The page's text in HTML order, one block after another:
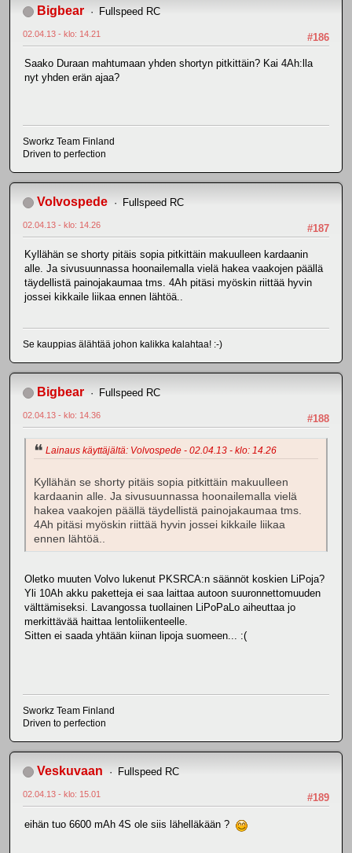
Bigbear Fullspeed RC
#186
02.04.13 - klo: 14.21
Saako Duraan mahtumaan yhden shortyn pitkittäin? Kai 4Ah:lla
nyt yhden erän ajaa?
Sworkz Team Finland
Driven to perfection
Volvospede Fullspeed RC
#187
02.04.13 - klo: 14.26
Kyllähän se shorty pitäis sopia pitkittäin makuulleen kardaanin
alle. Ja sivusuunnassa hoonailemalla vielä hakea vaakojen päällä
täydellistä painojakaumaa tms. 4Ah pitäsi myöskin riittää hyvin
jossei kikkaile liikaa ennen lähtöä..
Se kauppias älähtää johon kalikka kalahtaa! :-)
Bigbear Fullspeed RC
#188
02.04.13 - klo: 14.36
Lainaus käyttäjältä: Volvospede - 02.04.13 - klo: 14.26
Kyllähän se shorty pitäis sopia pitkittäin makuulleen
kardaanin alle. Ja sivusuunnassa hoonailemalla vielä
hakea vaakojen päällä täydellistä painojakaumaa tms.
4Ah pitäsi myöskin riittää hyvin jossei kikkaile liikaa
ennen lähtöä..
Oletko muuten Volvo lukenut PKSRCA:n säännöt koskien LiPoja?
Yli 10Ah akku paketteja ei saa laittaa autoon suuronnettomuuden
välttämiseksi. Lavangossa tuollainen LiPoPaLo aiheuttaa jo
merkittävää haittaa lentoliikenteelle.
Sitten ei saada yhtään kiinan lipoja suomeen... :(
Sworkz Team Finland
Driven to perfection
Veskuvaan Fullspeed RC
#189
02.04.13 - klo: 15.01
eihän tuo 6600 mAh 4S ole siis lähelläkään ?